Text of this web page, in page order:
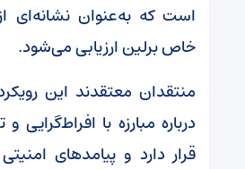
است که به‌عنوان نشانه‌ای
خاص برلین ارزیابی می‌شود.
منتقدان معتقدند این
درباره مبارزه با افراط‌گرایی
قرار دارد و پیامدهای